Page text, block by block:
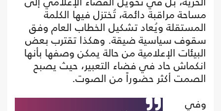
مساحة مراقبة دائمة، تُختزل فيها الكلمة
المستقلة ويُعاد تشكيل الخطاب العام وفق
سقوف سياسية ضيقة. وهكذا تقترب بعض
البيئات الإعلامية من حالة يمكن وصفها بأنها
انكماش حاد في فضاء التعبير، حيث يصبح
الصمت أكثر حضوراً من الصوت.
وفي